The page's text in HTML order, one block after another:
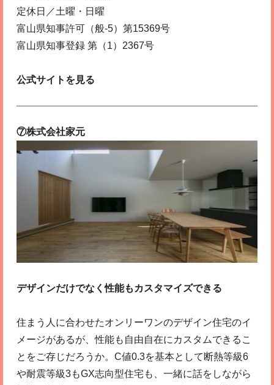
定休日／土曜・日曜
富山県知事許可（般-5）第15369号
富山県知事登録 第（1）2367号
公式サイトを見る
⑦株式会社家元
デザインだけでなく性能もカスタマイズできる
住まう人に合わせたオンリーワンのデザイン住宅のイ
メージがあるが、性能も自由自在にカスタムできるこ
とをご存じだろうか。C値0.3を基本として断熱等級6
や耐震等級3もGX志向型住宅も、一緒に話をしながら